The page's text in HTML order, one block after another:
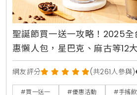
聖誕節買一送一攻略！2025
惠懶人包，星巴克、麻古等12
網友評分 (共261人參與)
#買一送一 #優惠活動 #手搖飲